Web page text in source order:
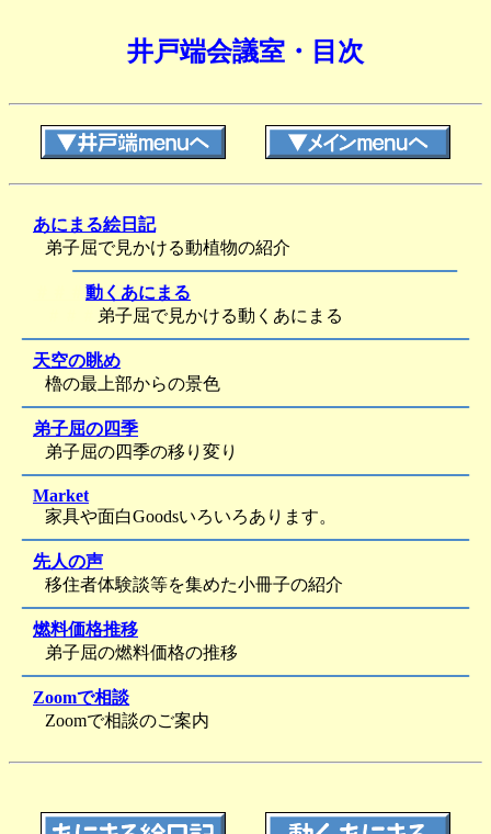
井戸端会議室・目次
あにまる絵日記
弟子屈で見かける動植物の紹介
動くあにまる
弟子屈で見かける動くあにまる
天空の眺め
櫓の最上部からの景色
弟子屈の四季
弟子屈の四季の移り変り
Market
家具や面白Goodsいろいろあります。
先人の声
移住者体験談等を集めた小冊子の紹介
燃料価格推移
弟子屈の燃料価格の推移
Zoomで相談
Zoomで相談のご案内